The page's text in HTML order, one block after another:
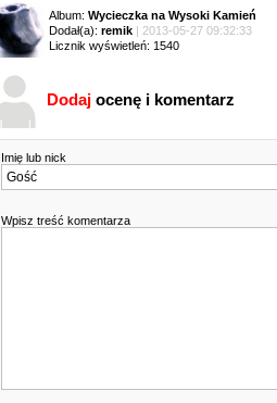
Album: Wycieczka na Wysoki Kamień
Dodał(a): remik | 2013-05-27 09:32:33
Licznik wyświetleń: 1540
Dodaj ocenę i komentarz
Imię lub nick
Wpisz treść komentarza